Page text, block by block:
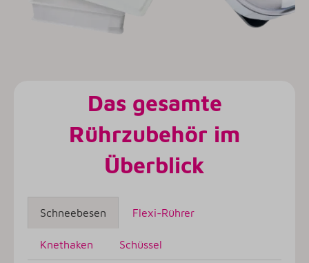
Das gesamte
Rührzubehör im
Überblick
Schneebesen Flexi-Rührer
Knethaken Schüssel